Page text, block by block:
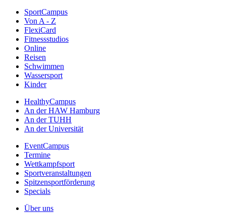
SportCampus
Von A - Z
FlexiCard
Fitnessstudios
Online
Reisen
Schwimmen
Wassersport
Kinder
HealthyCampus
An der HAW Hamburg
An der TUHH
An der Universität
EventCampus
Termine
Wettkampfsport
Sportveranstaltungen
Spitzensportförderung
Specials
Über uns